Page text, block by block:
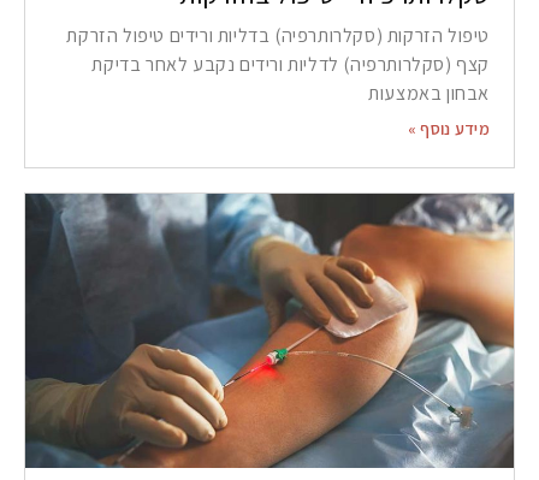
טיפול הזרקות (סקלרותרפיה) בדליות ורידים טיפול הזרקת
קצף (סקלרותרפיה) לדליות ורידים נקבע לאחר בדיקת
אבחון באמצעות
מידע נוסף »